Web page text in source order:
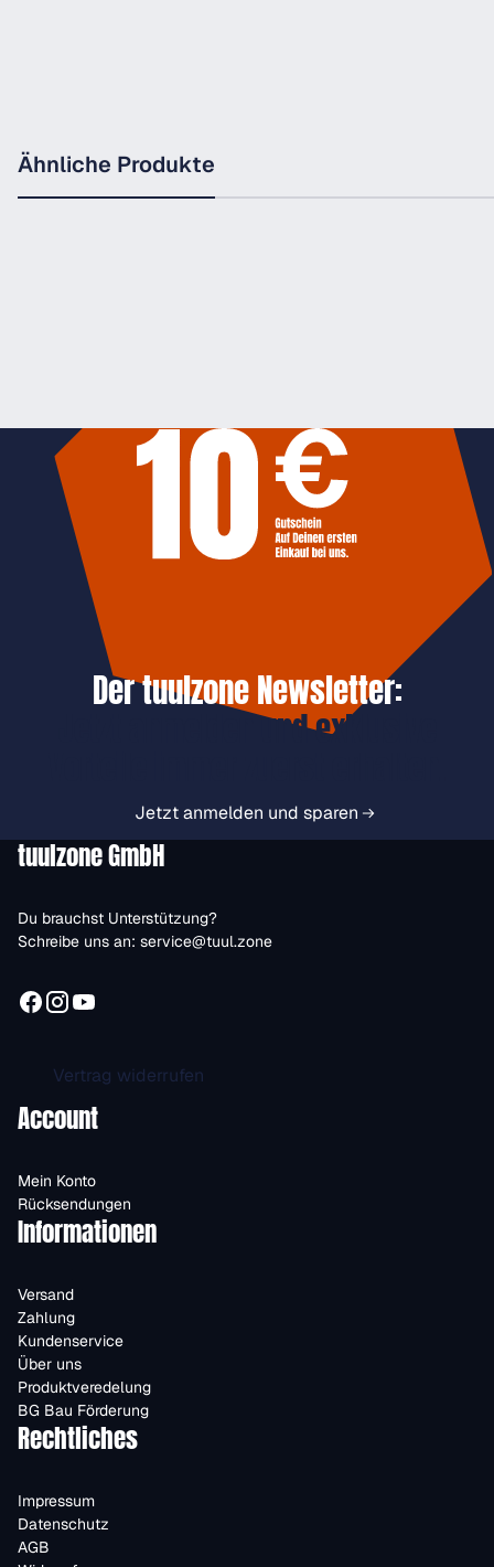
Ähnliche Produkte
Der tuulzone Newsletter:
Jetzt anmelden und exklusive
Jetzt anmelden und sparen
tuulzone GmbH
Du brauchst Unterstützung?
Schreibe uns an: service@tuul.zone
Vertrag widerrufen
Account
Mein Konto
Rücksendungen
Informationen
Versand
Zahlung
Kundenservice
Über uns
Produktveredelung
BG Bau Förderung
Rechtliches
Impressum
Datenschutz
AGB